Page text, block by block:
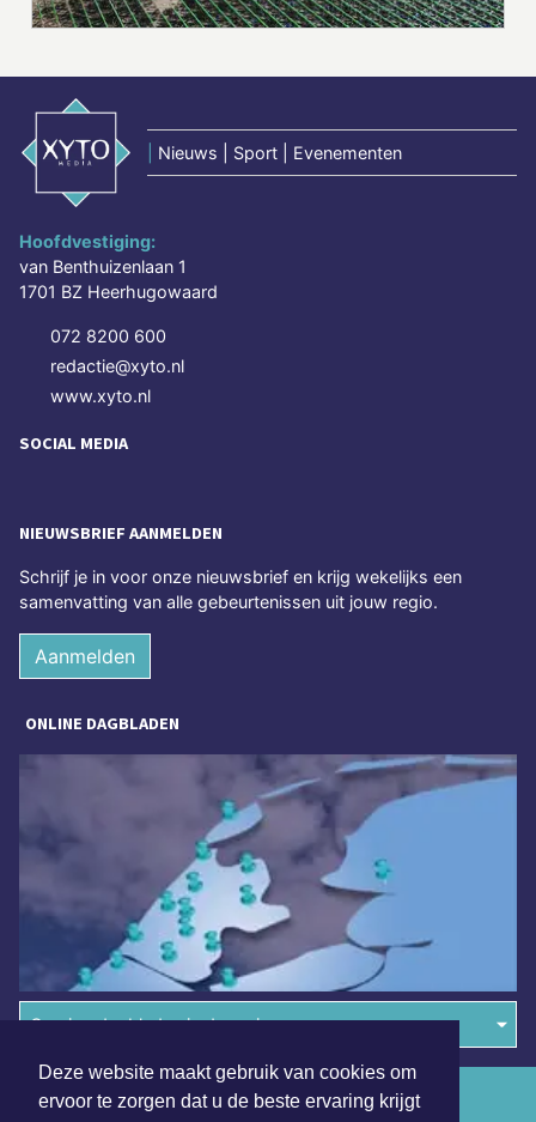
Deze website maakt gebruik van cookies om
ervoor te zorgen dat u de beste ervaring krijgt
Nieuws | Sport | Evenementen
Hoofdvestiging:
van Benthuizenlaan 1
1701 BZ Heerhugowaard
072 8200 600
redactie@xyto.nl
www.xyto.nl
SOCIAL MEDIA
NIEUWSBRIEF AANMELDEN
Schrijf je in voor onze nieuwsbrief en krijg wekelijks een
samenvatting van alle gebeurtenissen uit jouw regio.
Aanmelden
ONLINE DAGBLADEN
Overige dagbladen in de regio
Algemene voorwaarden